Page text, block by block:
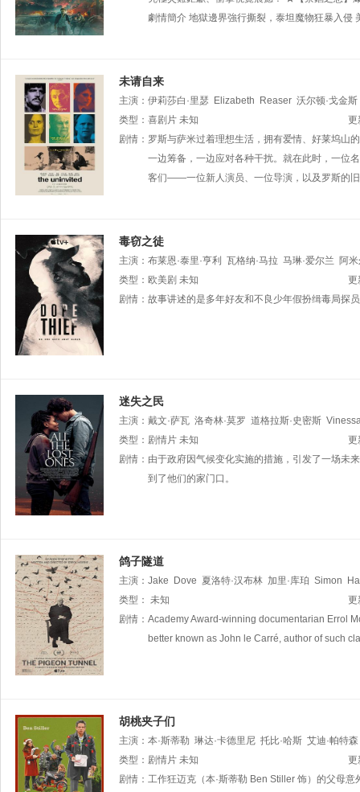
劇情簡介 地獄邊界強行撕裂，泰坦魔物狂暴入
未请自来
主演： 伊莉莎白·里瑟 Elizabeth Reaser 沃尔顿·戈金斯
Sewell Pedro Pascal
类型： 喜剧片 未知
更
剧情： 罗斯与萨米过着理想生活，拥有爱情、好莱坞山
一边筹备，一边应对各种干扰。就在此时，一位
客们——一位新人演员、一位导演，以及罗斯的
毒窃之徒
主演： 布莱恩·泰里·亨利 瓦格纳·马拉 马琳·爱尔兰 阿
翘征 Phong Le Emma 贾里德·约
类型： 欧美剧 未知
更
剧情： 故事讲述的是多年好友和不良少年假扮缉毒局探
迷失之民
主演： 戴文·萨瓦 洛奇林·莫罗 道格拉斯·史密斯
·罗伯特 Cody Sparshu 斯特凡妮·金伯
Pascall
类型： 剧情片 未知
更
剧情： 由于政府因气候变化实施的措施，引发了一场未
到了他们的家门口。
鸽子隧道
主演： Jake Dove 夏洛特·汉布林 加里·库珀 Simon
查德·杜登 Viktor
类型： 未知
更
剧情： Academy Award-winning documentarian Errol
better known as John le Carré, author of such
胡桃夹子们
主演： 本·斯蒂勒 琳达·卡德里尼 托比·哈斯 艾迪·帕特森
Walker Isabella Steele
Tony
Scott Griffith Bret Aaron Kno
类型： 剧情片 未知
更
剧情： 工作狂迈克（本·斯蒂勒 Ben Stiller 饰）的父母